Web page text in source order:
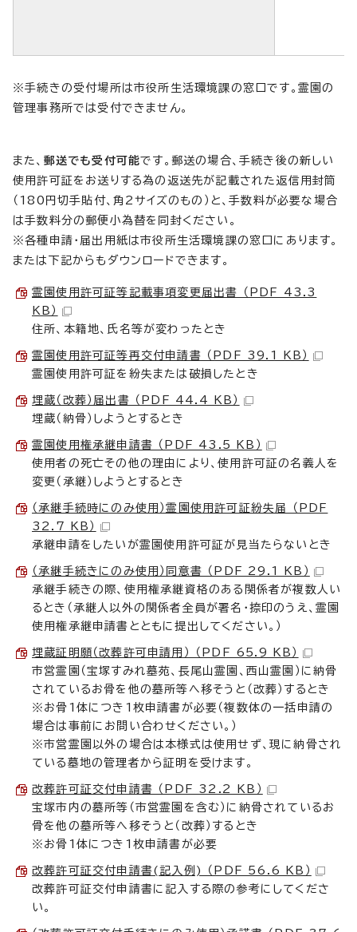
※手続きの受付場所は市役所生活環境課の窓口です。霊園の
管理事務所では受付できません。
また、 郵送でも受付可能です。郵送の場合、手続き後の新しい
使用許可証をお送りする為の返送先が記載された返信用封筒
（180円切手貼付、角2サイズのもの）と、手数料が必要な場合
は手数料分の郵便小為替を同封ください。
※各種申請・届出用紙は市役所生活環境課の窓口にあります。
または下記からもダウンロードできます。
霊園使用許可証等記載事項変更届出書 （PDF 43.3
KB）
住所、本籍地、氏名等が変わったとき
霊園使用許可証等再交付申請書 （PDF 39.1 KB）
霊園使用許可証を紛失または破損したとき
埋蔵（改葬）届出書 （PDF 44.4 KB）
埋蔵（納骨）しようとするとき
霊園使用権承継申請書 （PDF 43.5 KB）
使用者の死亡その他の理由により、使用許可証の名義人を
変更（承継）しようとするとき
（承継手続時にのみ使用）霊園使用許可証紛失届 （PDF
32.7 KB）
承継申請をしたいが霊園使用許可証が見当たらないとき
（承継手続きにのみ使用）同意書 （PDF 29.1 KB）
承継手続きの際、使用権承継資格のある関係者が複数人い
るとき（承継人以外の関係者全員が署名・捺印のうえ、霊園
使用権承継申請書とともに提出してください。）
埋蔵証明願（改葬許可申請用） （PDF 65.9 KB）
市営霊園（宝塚すみれ墓苑、長尾山霊園、西山霊園）に納骨
されているお骨を他の墓所等へ移そうと（改葬）するとき
※お骨1体につき1枚申請書が必要（複数体の一括申請の
場合は事前にお問い合わせください。）
※市営霊園以外の場合は本様式は使用せず、現に納骨され
ている墓地の管理者から証明を受けます。
改葬許可証交付申請書 （PDF 32.2 KB）
宝塚市内の墓所等（市営霊園を含む）に納骨されているお
骨を他の墓所等へ移そうと（改葬）するとき
※お骨1体につき1枚申請書が必要
改葬許可証交付申請書(記入例) （PDF 56.6 KB）
改葬許可証交付申請書に記入する際の参考にしてくださ
い。